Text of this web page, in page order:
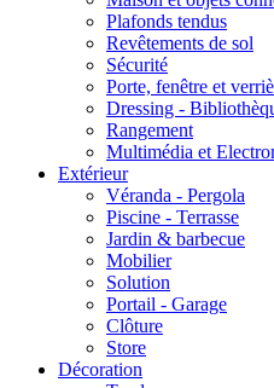
Plafonds tendus
Revêtements de sol
Sécurité
Porte, fenêtre et
Dressing -
Rangement
Multimédia et
Extérieur
Véranda - Pergola
Piscine - Terrasse
Jardin & barbecue
Mobilier
Solution
Portail - Garage
Clôture
Store
Décoration